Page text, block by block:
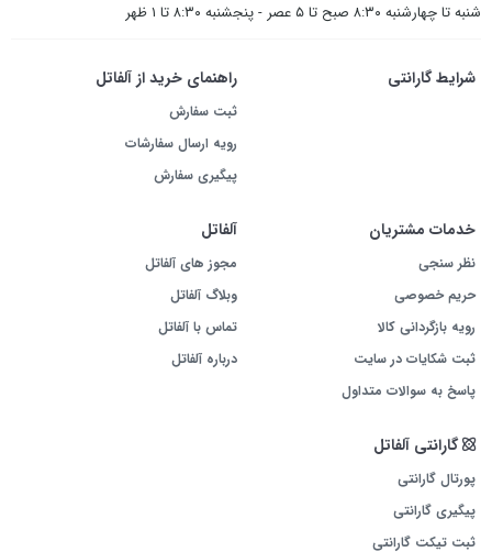
شنبه تا چهارشنبه ۸:۳۰ صبح تا ۵ عصر - پنجشنبه ۸:۳۰ تا ۱ ظهر
شرایط گارانتی راهنمای خرید از آلفاتل
ثبت سفارش
رویه ارسال سفارشات
پیگیری سفارش
خدمات مشتریان
نظر سنجی
حریم خصوصی
رویه بازگردانی کالا
ثبت شکایات در سایت
پاسخ به سوالات متداول
آلفاتل
مجوز های آلفاتل
وبلاگ آلفاتل
تماس با آلفاتل
درباره آلفاتل
گارانتی آلفاتل
پورتال گارانتی
پیگیری گارانتی
ثبت تیکت گارانتی